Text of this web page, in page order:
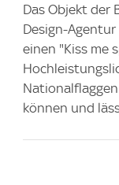
Das Objekt der
Design-
einen "Kiss me
können und